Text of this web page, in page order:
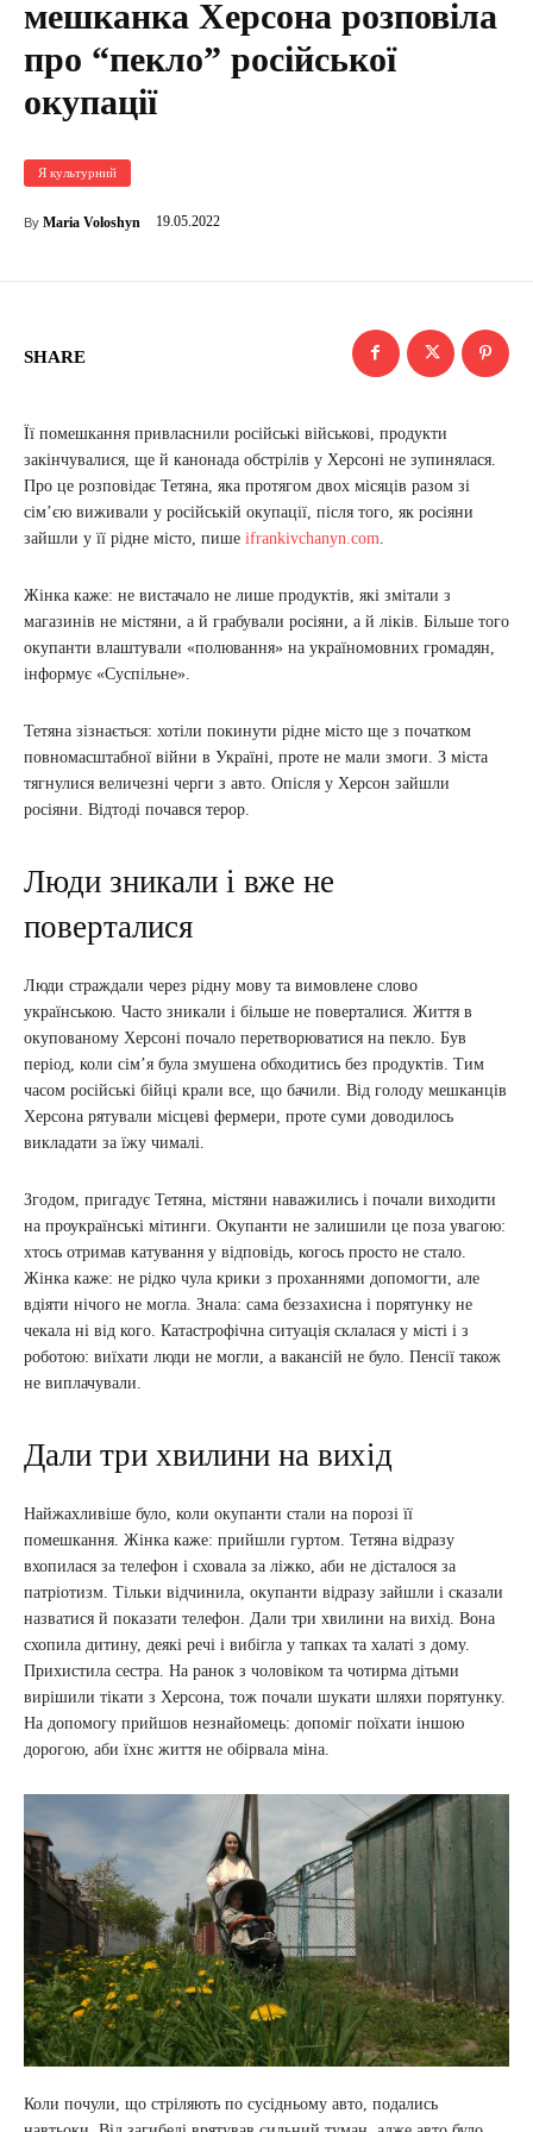
мешканка Херсона розповіла
про “пекло” російської
окупації
Я культурний
By Maria Voloshyn 19.05.2022
SHARE
Її помешкання привласнили російські військові, продукти
закінчувалися, ще й канонада обстрілів у Херсоні не зупинялася.
Про це розповідає Тетяна, яка протягом двох місяців разом зі
сім’єю виживали у російській окупації, після того, як росіяни
зайшли у її рідне місто, пише ifrankivchanyn.com
Жінка каже: не вистачало не лише продуктів, які змітали з
магазинів не містяни, а й грабували росіяни, а й ліків. Більше того
окупанти влаштували «полювання» на україномовних громадян,
інформує «Суспільне».
Тетяна зізнається: хотіли покинути рідне місто ще з початком
повномасштабної війни в Україні, проте не мали змоги. З міста
тягнулися величезні черги з авто. Опісля у Херсон зайшли
росіяни. Відтоді почався терор.
Люди зникали і вже не
поверталися
Люди страждали через рідну мову та вимовлене слово
українською. Часто зникали і більше не поверталися. Життя в
окупованому Херсоні почало перетворюватися на пекло. Був
період, коли сім’я була змушена обходитись без продуктів. Тим
часом російські бійці крали все, що бачили. Від голоду мешканців
Херсона рятували місцеві фермери, проте суми доводилось
викладати за їжу чималі.
Згодом, пригадує Тетяна, містяни наважились і почали виходити
на проукраїнські мітинги. Окупанти не залишили це поза увагою:
хтось отримав катування у відповідь, когось просто не стало.
Жінка каже: не рідко чула крики з проханнями допомогти, але
вдіяти нічого не могла. Знала: сама беззахисна і порятунку не
чекала ні від кого. Катастрофічна ситуація склалася у місті і з
роботою: виїхати люди не могли, а вакансій не було. Пенсії також
не виплачували.
Дали три хвилини на вихід
Найжахливіше було, коли окупанти стали на порозі її
помешкання. Жінка каже: прийшли гуртом. Тетяна відразу
вхопилася за телефон і сховала за ліжко, аби не дісталося за
патріотизм. Тільки відчинила, окупанти відразу зайшли і сказали
назватися й показати телефон. Дали три хвилини на вихід. Вона
схопила дитину, деякі речі і вибігла у тапках та халаті з дому.
Прихистила сестра. На ранок з чоловіком та чотирма дітьми
вирішили тікати з Херсона, тож почали шукати шляхи порятунку.
На допомогу прийшов незнайомець: допоміг поїхати іншою
дорогою, аби їхнє життя не обірвала міна.
Коли почули, що стріляють по сусідньому авто, подались